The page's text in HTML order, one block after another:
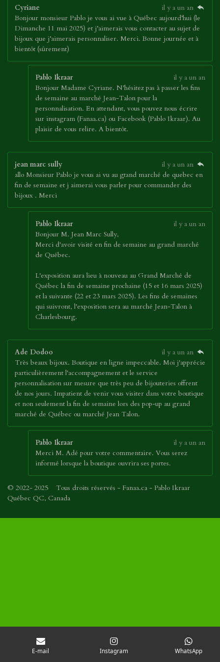
Cyriane
il y a un an
Bonjour monsieur Pablo je vous ai vue à Québec aujourd’hui (le
Dimanche 11 mai 2025) et j’aimerais vous contacter au sujet de
bijoux que j’aimerais personnaliser. Merci. Bonne journée et à
bientôt (sûrement)
Pablo Ikraar
il y a un an
Bonjour Madame Cyriane. N'hésitez pas à passer les fins
de semaine au marché Jean-Talon pour la
personnalisation. En attendant, vous pouvez nous écrire
sur instagram (Fanaa.ca) ou Facebook (Pablo Ikraar). Au
plaisir de vous relire. A bientôt.
jean marc sully
il y a un an
allo Monsieur Pablo je vous ai vu au gtand marché de quebec en
fin de semaine et j aimerai vous parler pour commander des
bijoux . Merci
Pablo Ikraar
il y a un an
Bonjour M. Jean Marc Sully,
Merci d'avoir visité en fin de semaine au grand marché
de Québec.
L'exposition aura lieu à nouveau au Grand Marché de
Québec la fin de semaine prochaine (15 et 16 mars 2025)
et la suivante (22 et 23 mars 2025). Les fins de semaines
qui suivront, l'exposition sera au marché Jean-Talon à
Charlesbourg.
Ade Dodoo
il y a un an
Très beaux bijoux. Boutique en ligne impeccable. Moi j'apprécie
particulièrement l'accompagnement et le service
personnalisation sur mesure que très peu de bijouteries offrent
de nos jours. Impatient de venir vous visiter dans votre boutique
et non seulement la fin de semaine lors des pop-up au grand
marché de Québec ou marché Jean Talon.
Pablo Ikraar
il y a un an
Merci M. Adé pour votre commentaire. Vous serez
informé lorsque la boutique ouvrira ses portes.
© 2022- 2025 Tous droits réservés - Fanaa.ca - Pablo Ikraar
Québec QC, Canada
E-mail Instagram WhatsApp